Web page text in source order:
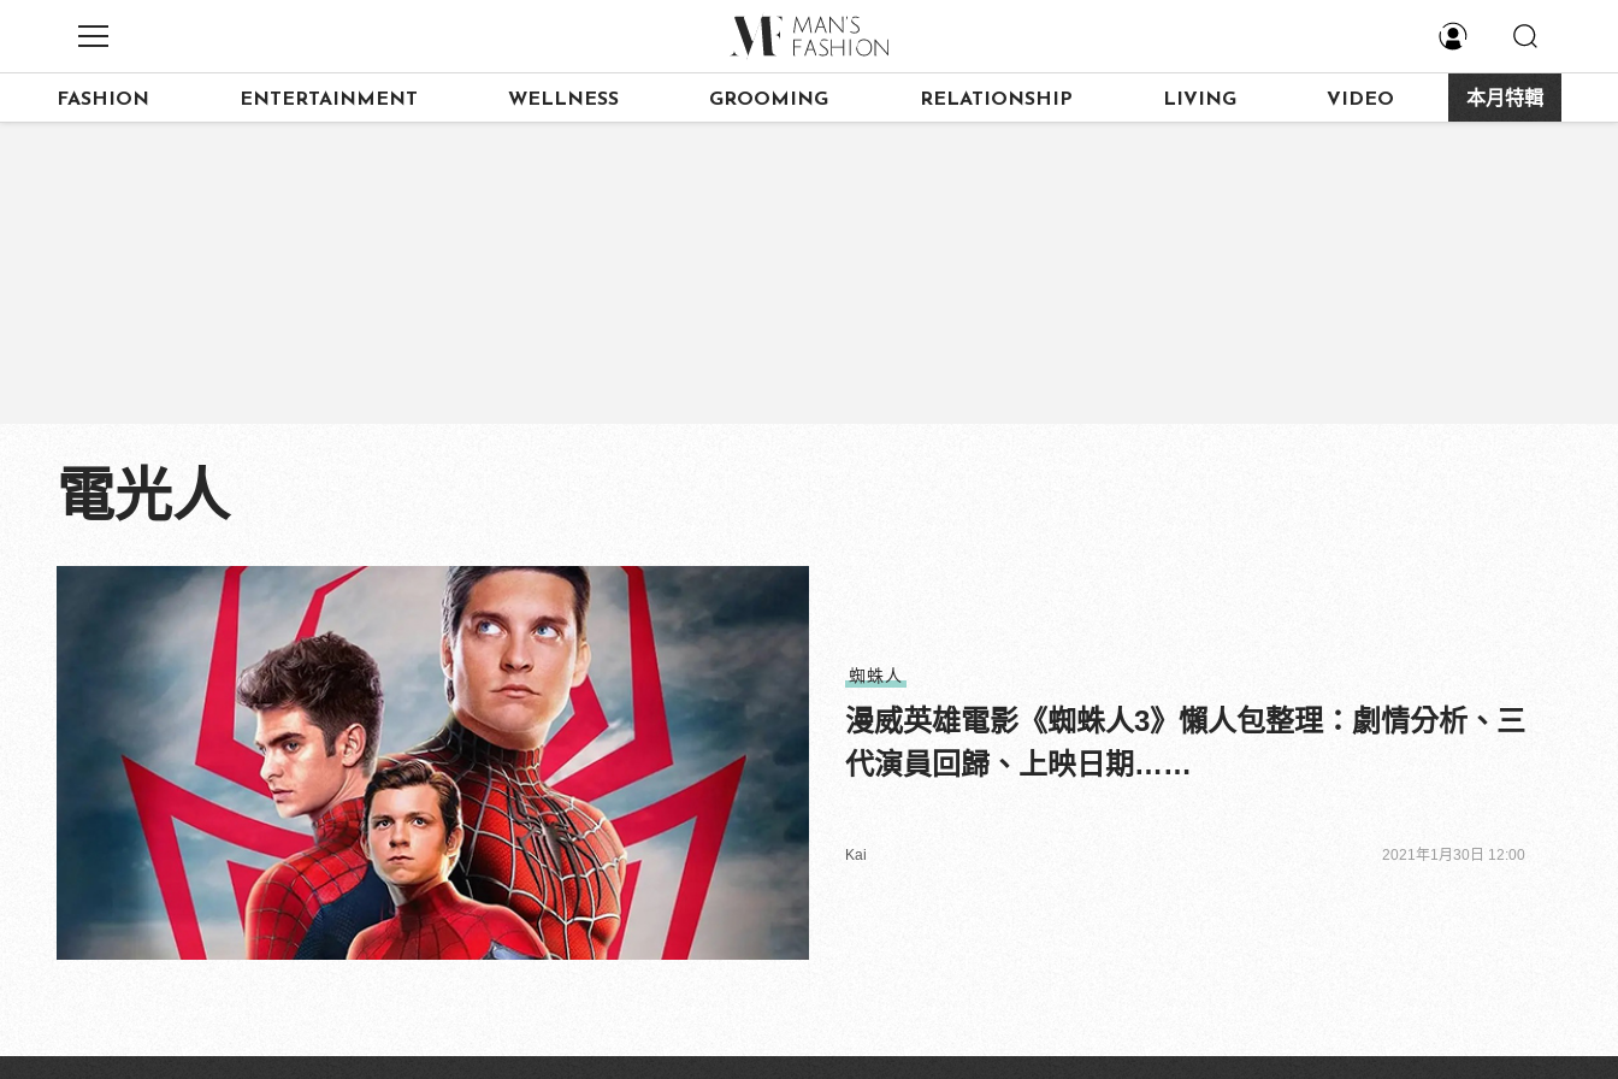
FASHION ENTERTAINMENT WELLNESS GROOMING RELATIONSHIP LIVING VIDEO 本月特輯
電光人
蜘蛛人
漫威英雄電影《蜘蛛人3》懶人包整理：劇情分析、三
代演員回歸、上映日期……
Kai 2021年1月30日 12:00